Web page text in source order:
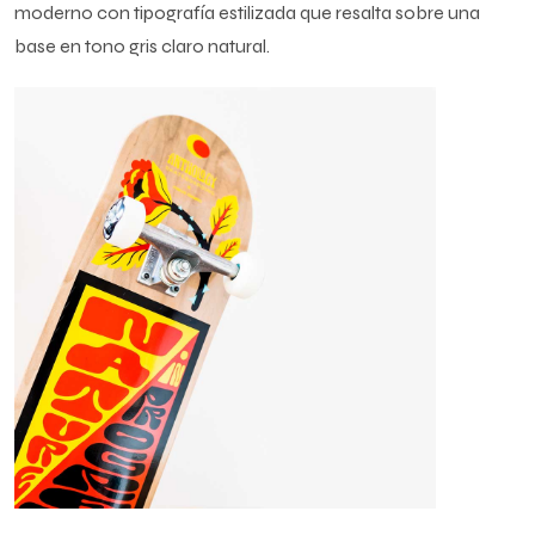
moderno con tipografía estilizada que resalta sobre una
base en tono gris claro natural.